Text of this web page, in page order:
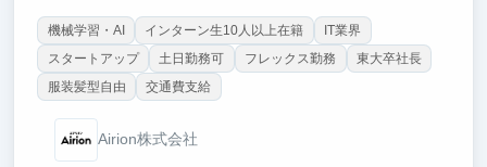
機械学習・AI インターン生10人以上在籍
IT業界
スタートアップ
土日勤務可 フレックス勤務
東大卒社長
服装髪型自由
交通費支給
Airion株式会社